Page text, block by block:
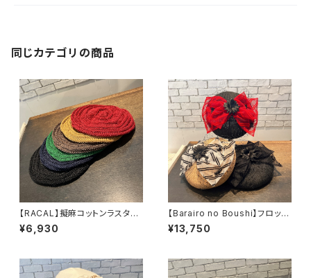
同じカテゴリの商品
【RACAL】擬麻コットンラスタタ
ムベレー ベレー RL-
26-1424
¥6,930
【Barairo no Boushi】フロッキ
ーリボンベレー ベレー
L008453
¥13,750